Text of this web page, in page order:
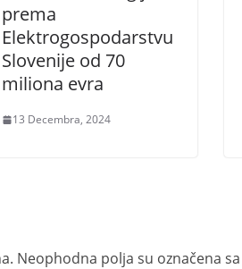
prema
Elektrogospodarstvu
Slovenije od 70
miliona evra
13 Decembra, 2024
Neophodna polja su označena sa